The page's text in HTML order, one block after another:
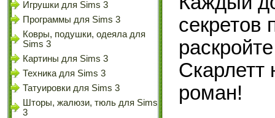
Игрушки для Sims 3
Программы для Sims 3
Ковры, подушки, одеяла для
Sims 3
Картины для Sims 3
Техника для Sims 3
Татуировки для Sims 3
Шторы, жалюзи, тюль для Sims
3
секретов
Скарлетт
роман!